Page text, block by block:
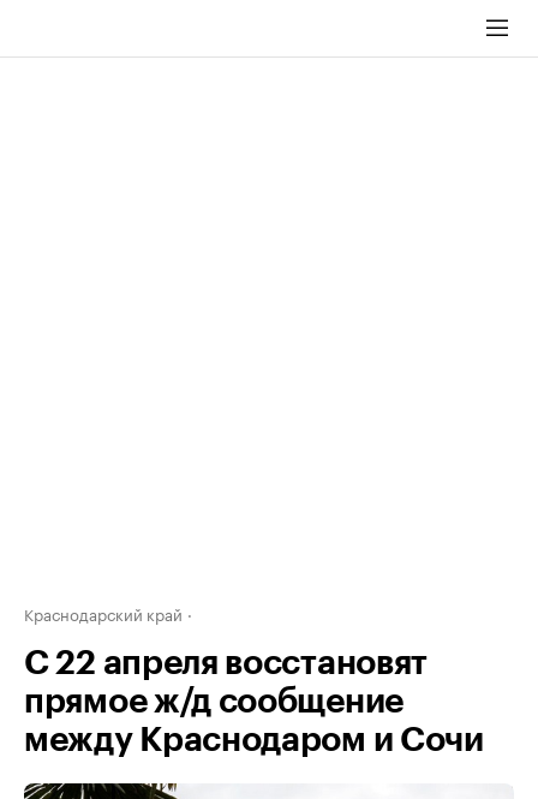
Краснодарский край
С 22 апреля восстановят
прямое ж/д сообщение
между Краснодаром и Сочи